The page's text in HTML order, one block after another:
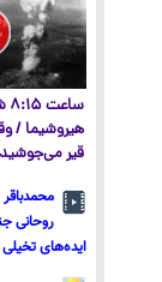
هیروشیما /
قیر می‌جوشید
روحانی
ایده‌های تخیلی